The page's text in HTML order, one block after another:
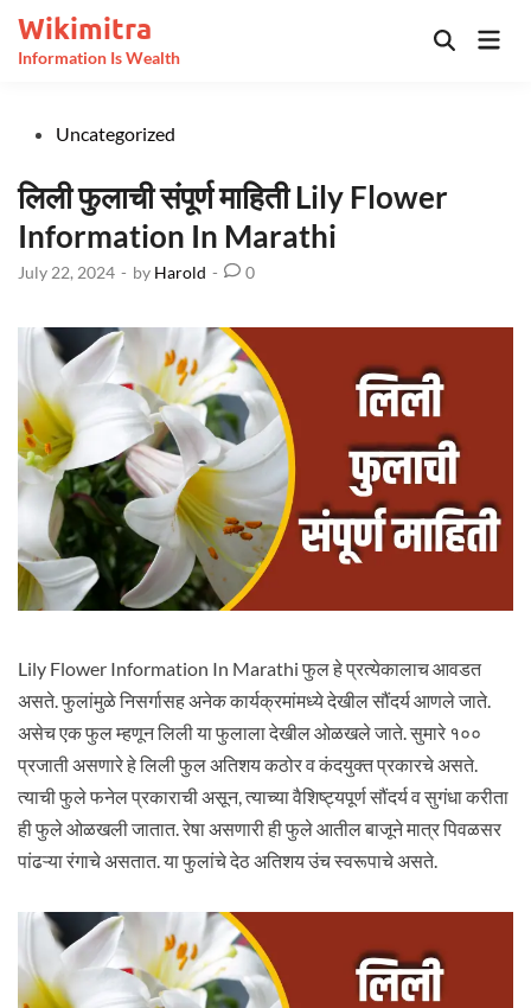
content
Wikimitra
Information Is Wealth
Open
PostedUncategorized
लिली फुलाची संपूर्ण माहिती Lily Flower
Information In Marathi
July 22, 2024 - by Harold - 0
Lily Flower Information In Marathi फुल हे प्रत्येकालाच आवडत
असते. फुलांमुळे निसर्गासह अनेक कार्यक्रमांमध्ये देखील सौंदर्य आणले जाते.
असेच एक फुल म्हणून लिली या फुलाला देखील ओळखले जाते. सुमारे १००
प्रजाती असणारे हे लिली फुल अतिशय कठोर व कंदयुक्त प्रकारचे असते.
त्याची फुले फनेल प्रकाराची असून, त्याच्या वैशिष्ट्यपूर्ण सौंदर्य व सुगंधा करीता
ही फुले ओळखली जातात. रेषा असणारी ही फुले आतील बाजूने मात्र पिवळसर
पांढऱ्या रंगाचे असतात. या फुलांचे देठ अतिशय उंच स्वरूपाचे असते.